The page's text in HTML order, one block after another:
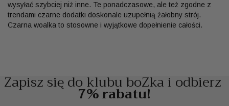
wysyłać szybciej niż inne. Te ponadczasowe, ale też zgodne z
trendami czarne dodatki doskonale uzupełnią żałobny strój.
Czarna woalka to stosowne i wyjątkowe dopełnienie całości.
Zapisz się do klubu boZka i odbierz
7% rabatu!